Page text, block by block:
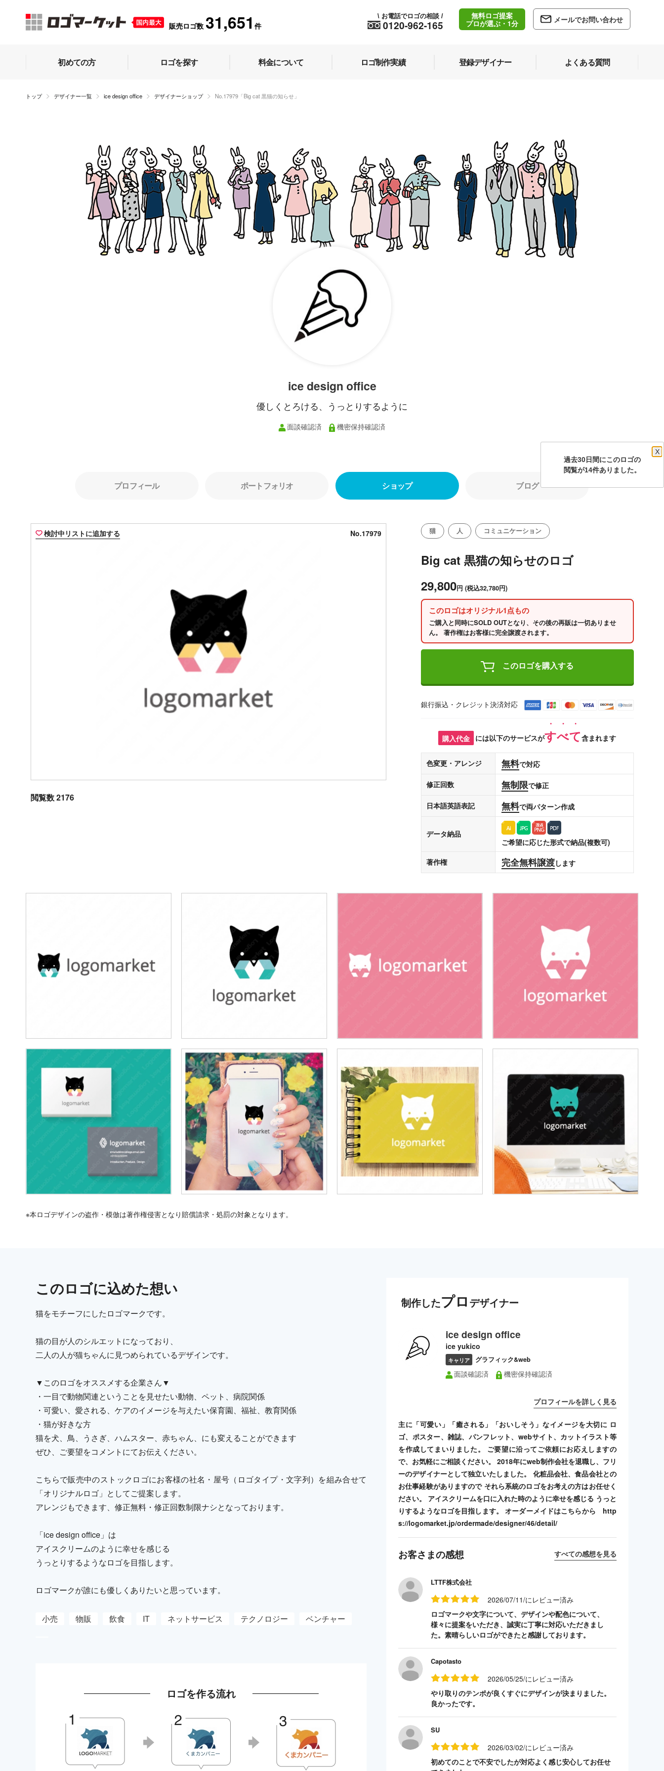
販売ロゴ数 31,651 件 0120-962-165
\ お電話でロゴの相談 /
無料ロゴ提案
プロが選ぶ・1分
メールでお問い合わせ
初めての方 ロゴを探す 料金について ロゴ制作実績 登録デザイナー よくある質問
トップ デザイナー一覧 ice design office デザイナーショップ No.17979「Big cat 黒猫の知らせ」
ice design office
優しくとろける、うっとりするように
面談確認済 機密保持確認済
プロフィール ポートフォリオ ショップ ブログ
検討中リストに追加する No.17979
閲覧数 2176
猫 人 コミュニケーション
Big cat 黒猫の知らせのロゴ
29,800円 (税込32,780円)
このロゴはオリジナル1点もの
ご購入と同時にSOLD OUTとなり、その後の再販は一切ありませ
ん。 著作権はお客様に完全譲渡されます。
このロゴを購入する
銀行振込・クレジット決済対応
購入代金 には以下のサービスがすべて含まれます
色変更・アレンジ 無料で対応
修正回数 無制限で修正
日本語英語表記 無料で両パターン作成
データ納品
ご希望に応じた形式で納品(複数可)
著作権
完全無料譲渡します
※本ロゴデザインの盗作・模倣は著作権侵害となり賠償請求・処罰の対象となります。
このロゴに込めた想い
猫をモチーフにしたロゴマークです。
猫の目が人のシルエットになっており、
二人の人が猫ちゃんに見つめられているデザインです。
▼このロゴをオススメする企業さん▼
・一目で動物関連ということを見せたい動物、ペット、病院関係
・可愛い、愛される、ケアのイメージを与えたい保育園、福祉、教育関係
・猫が好きな方
猫を犬、鳥、うさぎ、ハムスター、赤ちゃん、にも変えることができます
ぜひ、ご要望をコメントにてお伝えください。
こちらで販売中のストックロゴにお客様の社名・屋号（ロゴタイプ・文字列）を組み合せて
「オリジナルロゴ」としてご提案します。
アレンジもできます、修正無料・修正回数制限ナシとなっております。
「ice design office」は
アイスクリームのように幸せを感じる
うっとりするようなロゴを目指します。
ロゴマークが誰にも優しくありたいと思っています。
小売 物販 飲食 IT ネットサービス テクノロジー ベンチャー
ロゴを作る流れ
制作したプロ デザイナー
ice design office
ice yukico
キャリア グラフィック&web
面談確認済 機密保持確認済
プロフィールを詳しく見る
主に「可愛い」「癒される」「おいしそう」なイメージを大切に ロ
ゴ、ポスター、雑誌、パンフレット、webサイト、カットイラスト等
を作成してまいりました。 ご要望に沿ってご依頼にお応えしますの
で、お気軽にご相談ください。 2018年にweb制作会社を退職し、フリ
ーのデザイナーとして独立いたしました。 化粧品会社、食品会社との
お仕事経験がありますので それら系統のロゴをお考えの方はお任せく
ださい。 アイスクリームを口に入れた時のように幸せを感じる うっと
りするようなロゴを目指します。 オーダーメイドはこちらから http
s://logomarket.jp/ordermade/designer/46/detail/
お客さまの感想 すべての感想を見る
LTTF株式会社
2026/07/11/にレビュー済み
ロゴマークや文字について、デザインや配色について、
様々に提案をいただき、誠実に丁寧に対応いただきまし
た。素晴らしいロゴができたと感謝しております。
Capotasto
2026/05/25/にレビュー済み
やり取りのテンポが良くすぐにデザインが決まりました。
良かったです。
SU
2026/03/02/にレビュー済み
初めてのことで不安でしたが対応よく感じ安心してお任せ
過去30日間にこのロゴの
X
閲覧が14件ありました。